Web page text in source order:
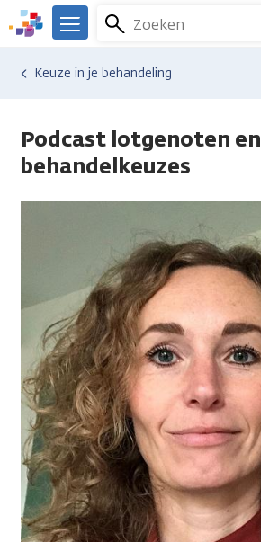
Overslaan
en
We
er
Kanker.nl
Zoeken
Menu
Keuze in je behandeling
Podcast lotgenoten en
behandelkeuzes